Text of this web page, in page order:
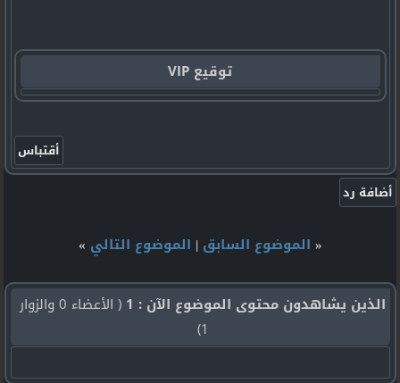
توقيع VIP
« الموضوع السابق | الموضوع التالي »
الذين يشاهدون محتوى الموضوع الآن : 1
( الأعضاء 0 والزوار
1)